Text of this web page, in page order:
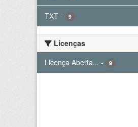
TXT - 9
Licenças
Licença Aberta... - 9